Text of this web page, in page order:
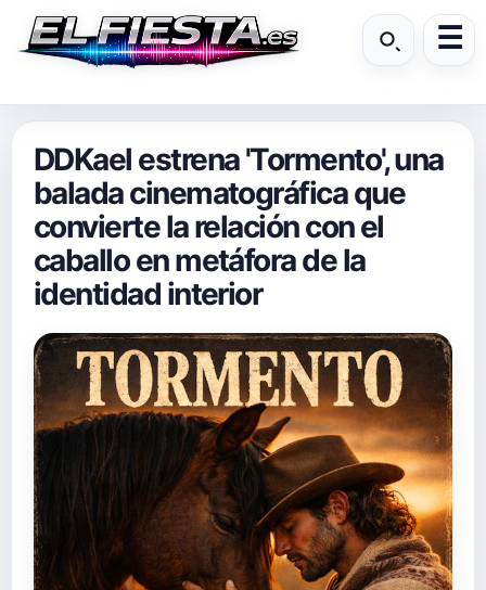
DDKael estrena 'Tormento', una
balada cinematográfica que
convierte la relación con el
caballo en metáfora de la
identidad interior